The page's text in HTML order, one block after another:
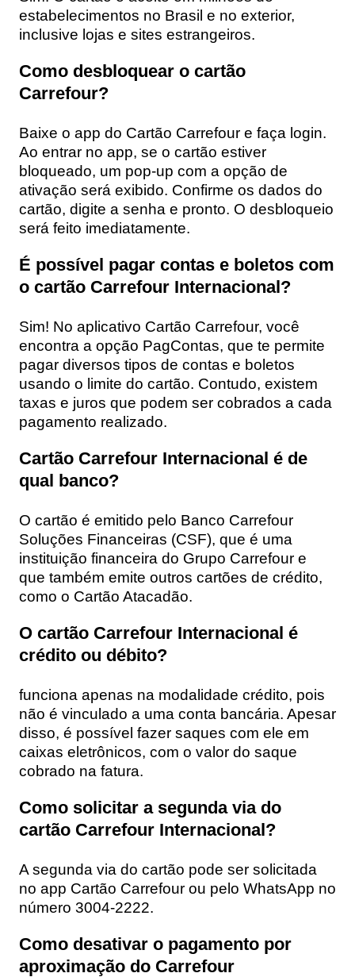
estabelecimentos no Brasil e no exterior,
inclusive lojas e sites estrangeiros.
Como desbloquear o cartão
Carrefour?
Baixe o app do Cartão Carrefour e faça login.
Ao entrar no app, se o cartão estiver
bloqueado, um pop-up com a opção de
ativação será exibido. Confirme os dados do
cartão, digite a senha e pronto. O desbloqueio
será feito imediatamente.
É possível pagar contas e boletos com
o cartão Carrefour Internacional?
Sim! No aplicativo Cartão Carrefour, você
encontra a opção PagContas, que te permite
pagar diversos tipos de contas e boletos
usando o limite do cartão. Contudo, existem
taxas e juros que podem ser cobrados a cada
pagamento realizado.
Cartão Carrefour Internacional é de
qual banco?
O cartão é emitido pelo Banco Carrefour
Soluções Financeiras (CSF), que é uma
instituição financeira do Grupo Carrefour e
que também emite outros cartões de crédito,
como o Cartão Atacadão.
O cartão Carrefour Internacional é
crédito ou débito?
funciona apenas na modalidade crédito, pois
não é vinculado a uma conta bancária. Apesar
disso, é possível fazer saques com ele em
caixas eletrônicos, com o valor do saque
cobrado na fatura.
Como solicitar a segunda via do
cartão Carrefour Internacional?
A segunda via do cartão pode ser solicitada
no app Cartão Carrefour ou pelo WhatsApp no
número 3004-2222.
Como desativar o pagamento por
aproximação do Carrefour